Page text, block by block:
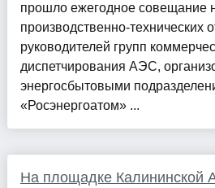
прошло ежегодное совещание
производственно-технических
руководителей групп
диспетчирования АЭС,
энергосбытовыми
«Росэнергоатом» ...
На площадке Калининской